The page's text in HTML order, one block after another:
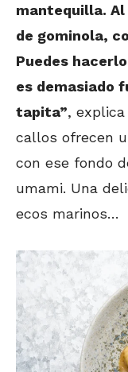
mantequilla.
de gominola,
Puedes
es demasiado
tapita”,
callos ofrecen
con ese fondo
umami. Una
ecos marinos…